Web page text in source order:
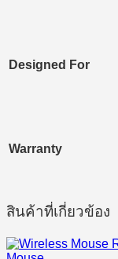
Designed For
Warranty
สินค้าที่เกี่ยวข้อง